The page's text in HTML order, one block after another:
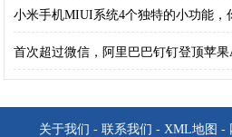
小米手机MIUI系统4个独特的小功能，
首次超过微信，阿里巴巴钉钉登顶苹果
关于我们 - 联系我们 - XML地图 -